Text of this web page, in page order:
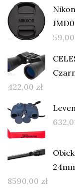
59,00
422,00 zł
8590,00 zł